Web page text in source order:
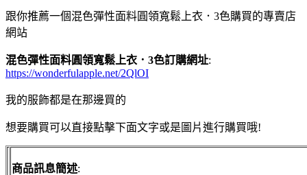
跟你推薦一個混色彈性面料圓領寬鬆上衣．3色購買的專賣店
網站
混色彈性面料圓領寬鬆上衣．3色訂購網址:
https://wonderfulapple.net/2QlOI
我的服飾都是在那邊買的
想要購買可以直接點擊下面文字或是圖片進行購買哦!
商品訊息簡述: